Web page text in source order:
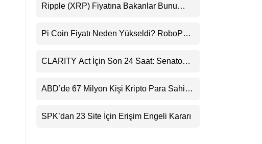
Ripple (XRP) Fiyatına Bakanlar Bunu
Uyarı
Pi Coin Fiyatı Neden Yükseldi? RoboPay
Destekledi
CLARITY Act İçin Son 24 Saat: Senato
Beklentisini Bozabilir
ABD’de 67 Milyon Kişi Kripto Para Sahibi:
SPK’dan 23 Site İçin Erişim Engeli Kararı